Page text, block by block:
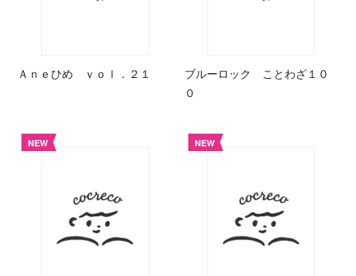
Ａｎｅひめ ｖｏｌ．２１
ブルーロック ことわざ１０
０
NEW NEW